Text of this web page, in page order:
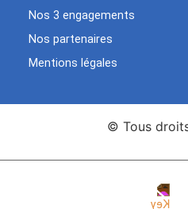
Nos 3 engagements
Nos partenaires
Mentions légales
© Tous